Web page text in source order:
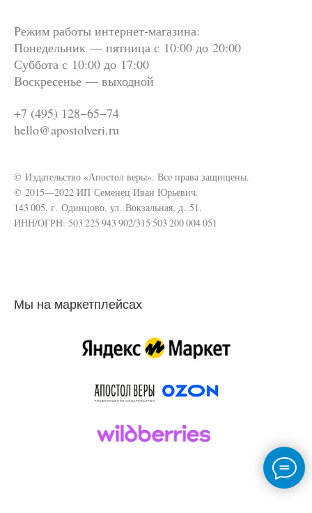
Режим работы интернет-магазина:
Понедельник — пятница с 10:00 до 20:00
Суббота с 10:00 до 17:00
Воскресенье — выходной
+7 (495) 128−65−74
hello@apostolveri.ru
© Издательство «Апостол веры». Все права защищены.
© 2015—2022 ИП Семенец Иван Юрьевич.
143 005, г. Одинцово, ул. Вокзальная, д. 51.
ИНН/ОГРН: 503 225 943 902/315 503 200 004 051
Мы на маркетплейсах